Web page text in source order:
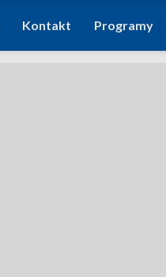
Kontakt Programy